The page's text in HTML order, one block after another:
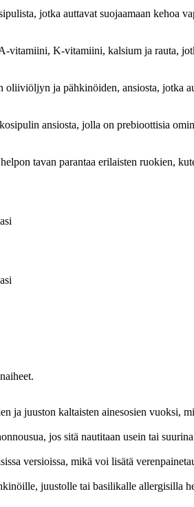
jotka auttavat suojaamaan kehoa
vitamiini, K-vitamiini, kalsium ja rauta,
oliiviöljyn ja pähkinöiden, ansiosta, jotka
ansiosta, jolla on prebioottisia
tavan parantaa erilaisten ruokien,
ja juuston kaltaisten ainesosien vuoksi,
jos sitä nautitaan usein tai
versioissa, mikä voi lisätä
juustolle tai basilikalle allergisilla